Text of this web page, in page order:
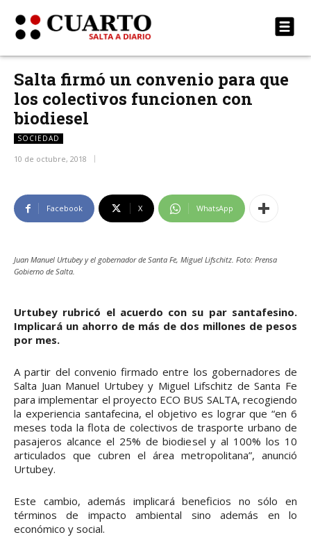
Salta firmó un convenio para que
los colectivos funcionen con
biodiesel
SOCIEDAD
10 de octubre, 2018
Facebook X WhatsApp
Juan Manuel Urtubey y el gobernador de Santa Fe, Miguel Lifschitz. Foto: Prensa
Gobierno de Salta.
Urtubey rubricó el acuerdo con su par santafesino.
Implicará un ahorro de más de dos millones de pesos
por mes.
A partir del convenio firmado entre los gobernadores de
Salta Juan Manuel Urtubey y Miguel Lifschitz de Santa Fe
para implementar el proyecto ECO BUS SALTA, recogiendo
la experiencia santafecina, el objetivo es lograr que “en 6
meses toda la flota de colectivos de trasporte urbano de
pasajeros alcance el 25% de biodiesel y al 100% los 10
articulados que cubren el área metropolitana”, anunció
Urtubey.
Este cambio, además implicará beneficios no sólo en
términos de impacto ambiental sino además en lo
económico y social.